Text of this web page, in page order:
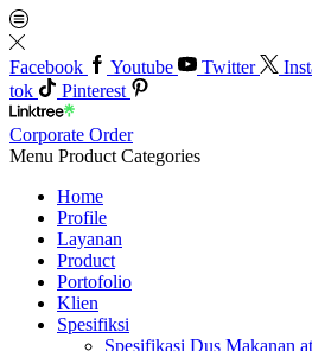
Facebook Youtube Twitter
tok
Pinterest
Corporate Order
Menu Product Categories
Home
Profile
Layanan
Product
Portofolio
Klien
Spesifiksi
Spesifikasi Dus Makanan